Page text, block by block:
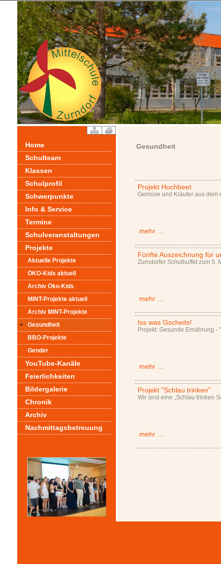
Home
Schulteam
Klassen
Schulprofil
Schwerpunkte
Info & Service
Termine
Schulveranstaltungen
Projekte
Aktuelle Projekte
ÖKO-Kids aktuell
Archiv Öko-Kids
MINT-Projekte aktuell
Archiv MINT-Projekte
Gesundheit
BBO-Projekte
Gender
YouTube-Kanäle
Feierlichkeiten
Bildergalerie
Chronik
Archiv
Nachmittagsbetreuung
Gesundheit
Projekt Hochbeet
Gemüse und Kräuter aus dem
mehr ...
Fünfte Auszeichnung für
Zurndorfer Schulbuffet zum 5.
mehr ...
Iss was Gscheits!
Projekt: Gesunde Ernährung -
mehr ...
Projekt "Schlau trinken"
Wir sind eine „Schlau trinken
mehr ...